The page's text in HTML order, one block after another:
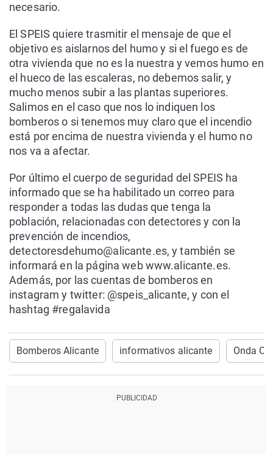
necesario.
El SPEIS quiere trasmitir el mensaje de que el
objetivo es aislarnos del humo y si el fuego es de
otra vivienda que no es la nuestra y vemos humo en
el hueco de las escaleras, no debemos salir, y
mucho menos subir a las plantas superiores.
Salimos en el caso que nos lo indiquen los
bomberos o si tenemos muy claro que el incendio
está por encima de nuestra vivienda y el humo no
nos va a afectar.
Por último el cuerpo de seguridad del SPEIS ha
informado que se ha habilitado un correo para
responder a todas las dudas que tenga la
población, relacionadas con detectores y con la
prevención de incendios,
detectoresdehumo@alicante.es, y también se
informará en la página web www.alicante.es.
Además, por las cuentas de bomberos en
instagram y twitter: @speis_alicante, y con el
hashtag #regalavida
Bomberos Alicante informativos alicante Onda